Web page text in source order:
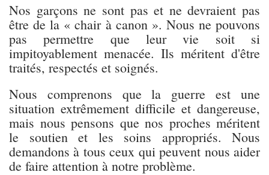
Nos garçons ne sont pas et ne devraient pas
être de la « chair à canon ». Nous ne pouvons
pas permettre que leur vie soit si
impitoyablement menacée. Ils méritent d'être
traités, respectés et soignés.
Nous comprenons que la guerre est une
situation extrêmement difficile et dangereuse,
mais nous pensons que nos proches méritent
le soutien et les soins appropriés. Nous
demandons à tous ceux qui peuvent nous aider
de faire attention à notre problème.